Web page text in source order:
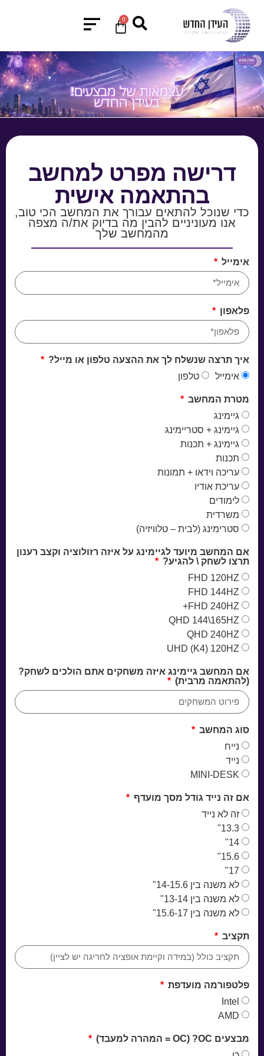
0
דרישה מפרט למחשב
בהתאמה אישית
כדי שנוכל להתאים עבורך את המחשב הכי טוב,
אנו מעוניניים להבין מה בדיוק את/ה מצפה
מהמחשב שלך
אימייל
פלאפון
איך תרצה שנשלח לך את ההצעה טלפון או מייל?
אימייל
טלפון
מטרת המחשב
גיימינג
גיימינג + סטריימינג
גיימינג + תכנות
תכנות
עריכה וידאו + תמונות
עריכת אודיו
לימודים
משרדית
סטרימינג (לבית – טלוויזיה)
אם המחשב מיועד לגיימינג על איזה רזולוציה וקצב רענון
תרצו לשחק \ להגיע?
FHD 120HZ
FHD 144HZ
FHD 240HZ+
QHD 144\165HZ
QHD 240HZ
UHD (K4) 120HZ
אם המחשב גיימינג איזה משחקים אתם הולכים לשחק?
(להתאמה מרבית)
סוג המחשב
נייח
נייד
MINI-DESK
אם זה נייד גודל מסך מועדף
זה לא נייד
13.3"
14"
15.6"
17"
לא משנה בין 14-15.6"
לא משנה בין 13-14"
לא משנה בין 15.6-17"
תקציב
פלטפורמה מועדפת
Intel
AMD
מבצעים OC? (OC = המהרה למעבד)